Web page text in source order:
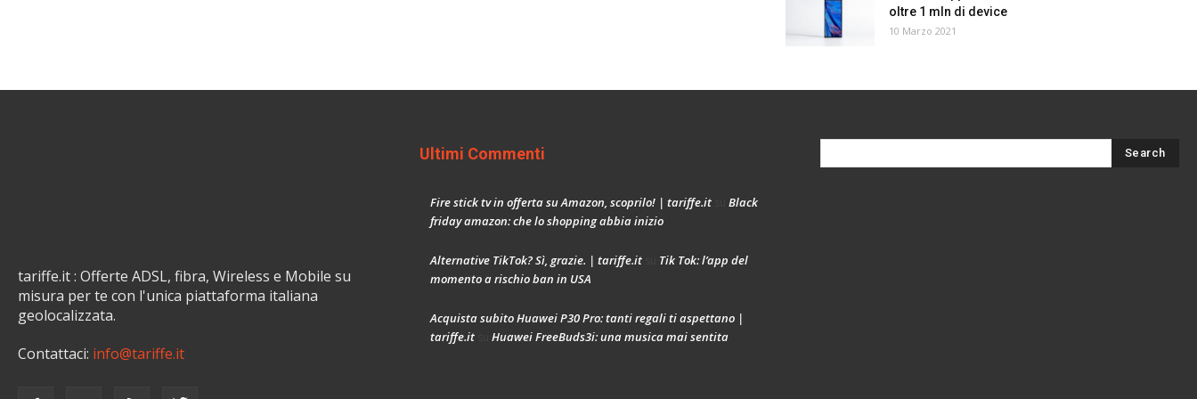
oltre 1 mln di device
10 Marzo 2021
tariffe.it : Offerte ADSL, fibra, Wireless e Mobile su
misura per te con l'unica piattaforma italiana
geolocalizzata.
Contattaci: info@tariffe.it
Ultimi Commenti
Fire stick tv in offerta su Amazon, scoprilo! | tariffe.itsu Black
friday amazon: che lo shopping abbia inizio
Alternative TikTok? Sì, grazie. | tariffe.itsu Tik Tok: l’app del
momento a rischio ban in USA
Acquista subito Huawei P30 Pro: tanti regali ti aspettano |
tariffe.itsu Huawei FreeBuds3i: una musica mai sentita